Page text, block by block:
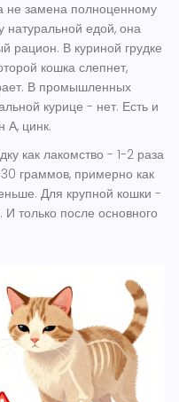
не замена полноценному
натуральной едой, она
рацион. В куриной грудке
кошка слепнет,
В промышленных
курице - нет. Есть и
А, цинк.
как лакомство - 1-2 раза
граммов, примерно как
Для крупной кошки -
только после основного